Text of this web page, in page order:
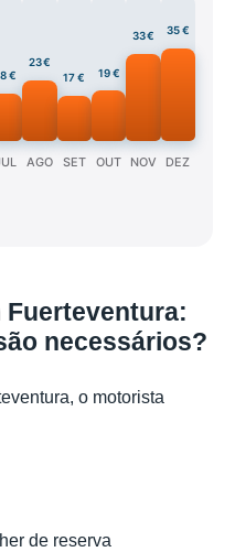
€
23 €
AGO
17 €
SET
19 €
OUT
33 €
NOV
35 €
DEZ
Fuerteventura:
necessários?
o motorista
de reserva